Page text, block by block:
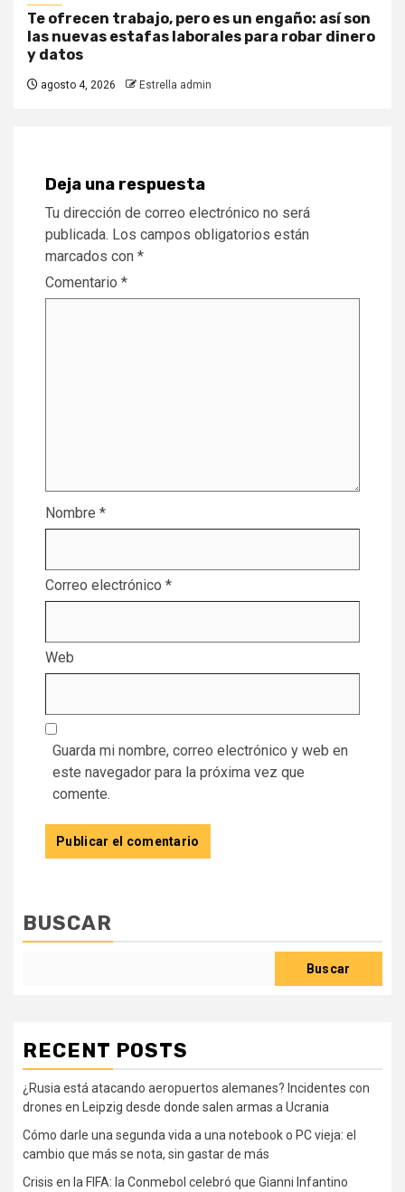
Te ofrecen trabajo, pero es un engaño: así son
las nuevas estafas laborales para robar dinero
y datos
agosto 4, 2026 Estrella admin
Deja una respuesta
Tu dirección de correo electrónico no será
publicada. Los campos obligatorios están
marcados con *
Comentario *
Nombre *
Correo electrónico *
Web
Guarda mi nombre, correo electrónico y web en
este navegador para la próxima vez que
comente.
BUSCAR
Buscar
RECENT POSTS
¿Rusia está atacando aeropuertos alemanes? Incidentes con
drones en Leipzig desde donde salen armas a Ucrania
Cómo darle una segunda vida a una notebook o PC vieja: el
cambio que más se nota, sin gastar de más
Crisis en la FIFA: la Conmebol celebró que Gianni Infantino